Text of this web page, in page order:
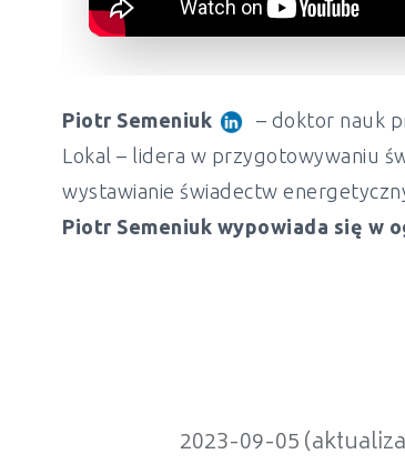
Piotr Semeniuk
– doktor nauk
Lokal – lidera w przygotowywaniu
wystawianie świadectw
Piotr Semeniuk wypowiada się w
2023-09-05